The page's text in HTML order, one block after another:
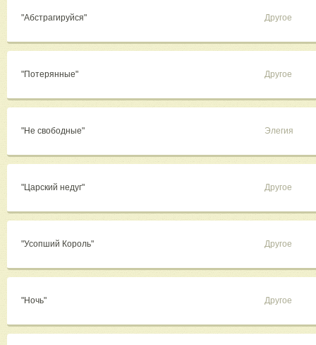
"Абстрагируйся" Другое
"Потерянные" Другое
"Не свободные" Элегия
"Царский недуг" Другое
"Усопший Король" Другое
"Ночь" Другое